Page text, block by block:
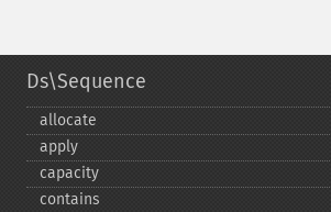
Ds\Sequence
allocate
apply
capacity
contains